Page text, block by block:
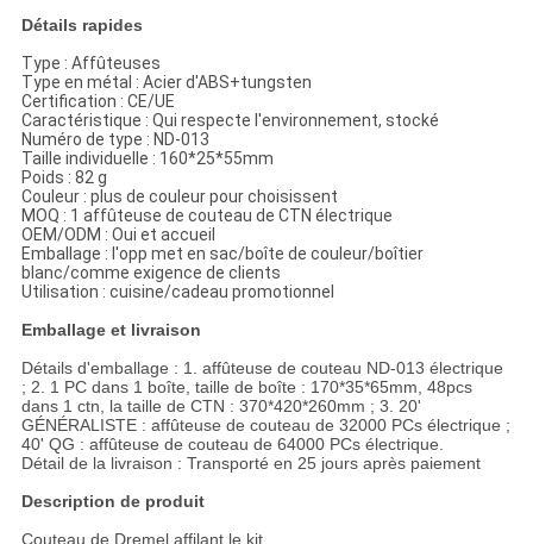
PRIVACY
POLICY
Détails rapides
Type : Affûteuses
Type en métal : Acier d'ABS+tungsten
Certification : CE/UE
Caractéristique : Qui respecte l'environnement, stocké
Numéro de type : ND-013
Taille individuelle : 160*25*55mm
Poids : 82 g
Couleur : plus de couleur pour choisissent
MOQ : 1 affûteuse de couteau de CTN électrique
OEM/ODM : Oui et accueil
Emballage : l'opp met en sac/boîte de couleur/boîtier
blanc/comme exigence de clients
Utilisation : cuisine/cadeau promotionnel
Emballage et livraison
Détails d'emballage : 1. affûteuse de couteau ND-013 électrique
; 2. 1 PC dans 1 boîte, taille de boîte : 170*35*65mm, 48pcs
dans 1 ctn, la taille de CTN : 370*420*260mm ; 3. 20'
GÉNÉRALISTE : affûteuse de couteau de 32000 PCs électrique ;
40' QG : affûteuse de couteau de 64000 PCs électrique.
Détail de la livraison : Transporté en 25 jours après paiement
Description de produit
Couteau de Dremel affilant le kit